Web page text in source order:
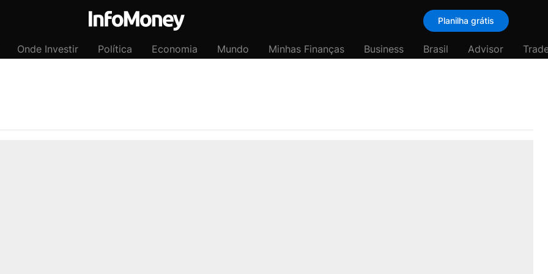
Planilha grátis
Onde Investir Política Economia Mundo Minhas Finanças Business Brasil Advisor